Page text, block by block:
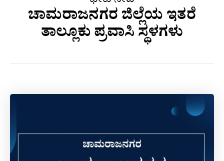
ಚಾಮರಾಜನಗರ ಜಿಲ್ಲೆಯ ಇತರೆ
ತಾಲ್ಲೂಕು ಪ್ರವಾಸಿ ಸ್ಥಳಗಳು